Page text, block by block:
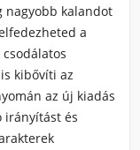
nagyobb kalandot
a
kibővíti az
az új kiadás
irányítást és